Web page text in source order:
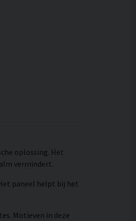
oplossing. Het
vermindert.
paneel helpt bij het
Motieven in deze